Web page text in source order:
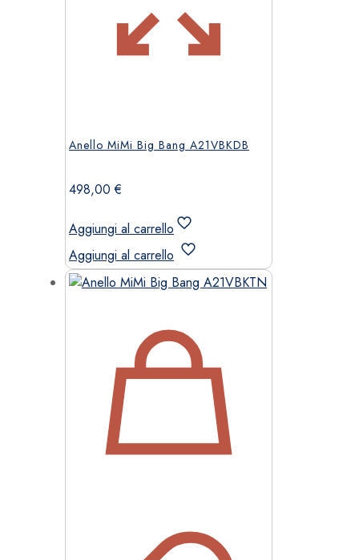
Anello MiMi Big Bang A21VBKDB
498,00€
Aggiungi al carrello
Aggiungi al carrello